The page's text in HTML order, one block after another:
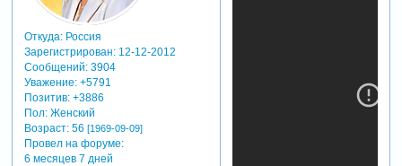
Откуда:Россия
Зарегистрирован: 12-12-2012
Сообщений:3904
Уважение: +5791
Позитив: +3886
Пол:Женский
Возраст:56 [1969-09-09]
Провел на форуме:
6 месяцев 7 дней